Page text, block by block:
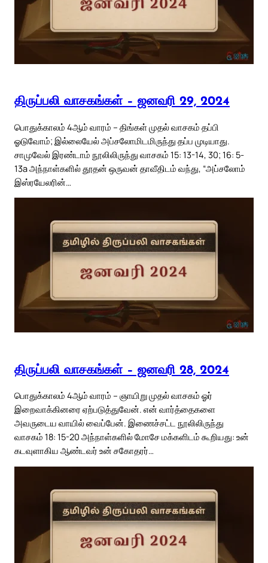
திருப்பலி வாசகங்கள் – ஜனவரி 29, 2024
பொதுக்காலம் 4ஆம் வாரம் – திங்கள் முதல் வாசகம் தப்பி
ஓடுவோம்; இல்லையேல் அப்சலோமிடமிருந்து தப்ப முடியாது.
சாமுவேல் இரண்டாம் நூலிலிருந்து வாசகம் 15: 13-14, 30; 16: 5-
13a அந்நாள்களில் தூதன் ஒருவன் தாவீதிடம் வந்து, “அப்சலோம்
இஸ்ரயேலரின்…
திருப்பலி வாசகங்கள் – ஜனவரி 28, 2024
பொதுக்காலம் 4ஆம் வாரம் – ஞாயிறு முதல் வாசகம் ஓர்
இறைவாக்கினரை ஏற்படுத்துவேன். என் வார்த்தைகளை
அவருடைய வாயில் வைப்பேன். இணைச்சட்ட நூலிலிருந்து
வாசகம் 18: 15-20 அந்நாள்களில் மோசே மக்களிடம் கூறியது: உன்
கடவுளாகிய ஆண்டவர் உன் சகோதரர்…